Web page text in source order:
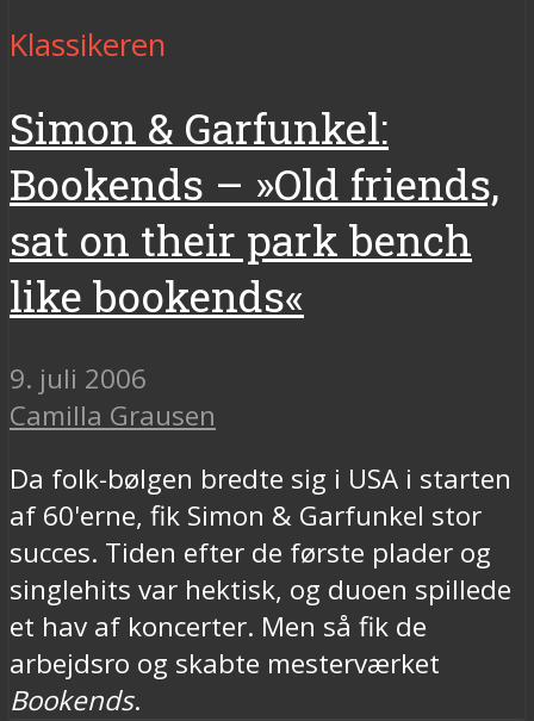
Klassikeren
Simon & Garfunkel:
Bookends – »Old friends,
sat on their park bench
like bookends«
9. juli 2006
Camilla Grausen
Da folk-bølgen bredte sig i USA i starten
af 60'erne, fik Simon & Garfunkel stor
succes. Tiden efter de første plader og
singlehits var hektisk, og duoen spillede
et hav af koncerter. Men så fik de
arbejdsro og skabte mesterværket
Bookends.